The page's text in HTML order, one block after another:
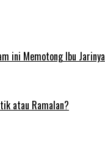
ini Memotong Ibu Jarinya
atau Ramalan?